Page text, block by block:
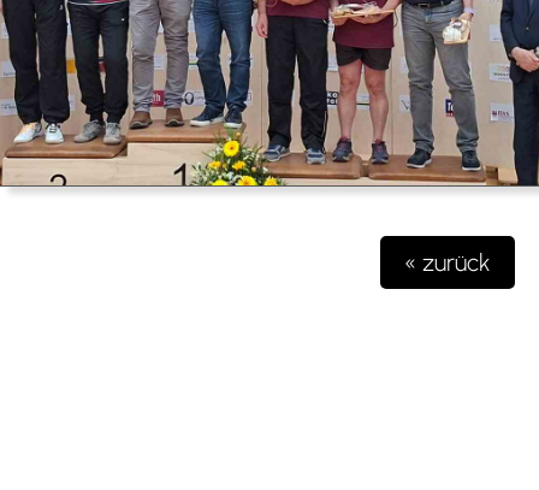
« zurück